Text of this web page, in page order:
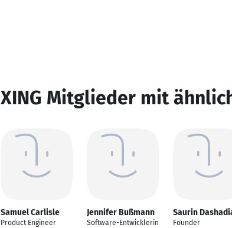
XING Mitglieder mit
Samuel Carlisle
Product Engineer
Jennifer Bußmann
Software-Entwicklerin
Saurin
Founder